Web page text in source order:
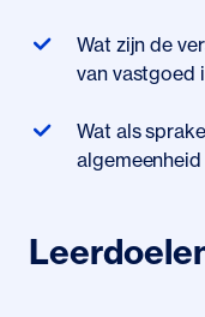
Wat zijn de
van vastgoed
Wat als